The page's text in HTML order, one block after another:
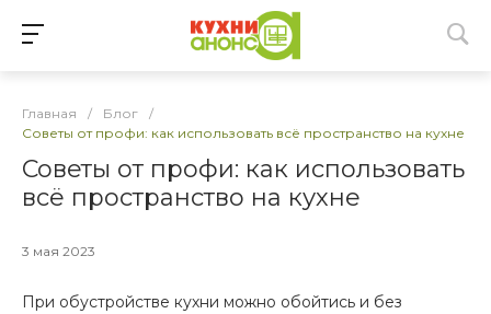
Главная / Блог
/
Советы от профи: как использовать всё пространство на кухне
Советы от профи: как использовать
всё пространство на кухне
3 мая 2023
При обустройстве кухни можно обойтись и без